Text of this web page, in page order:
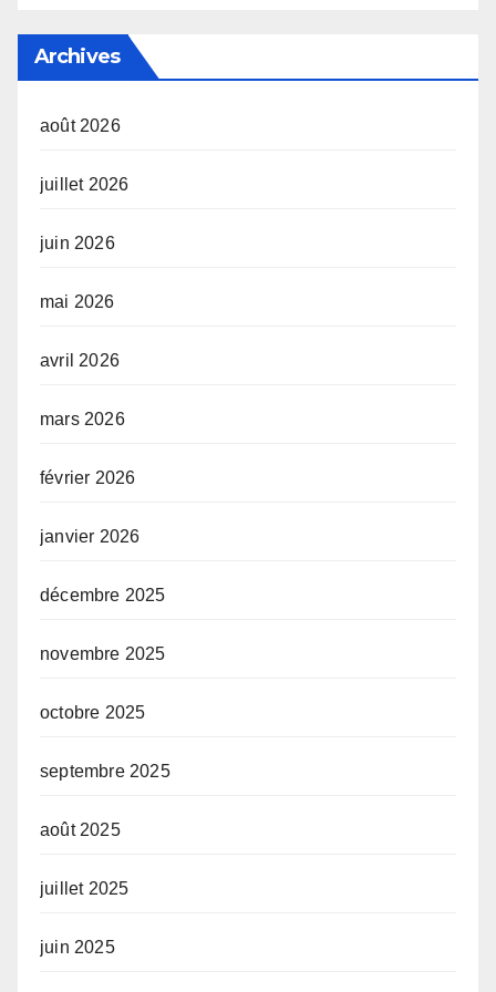
Archives
août 2026
juillet 2026
juin 2026
mai 2026
avril 2026
mars 2026
février 2026
janvier 2026
décembre 2025
novembre 2025
octobre 2025
septembre 2025
août 2025
juillet 2025
juin 2025